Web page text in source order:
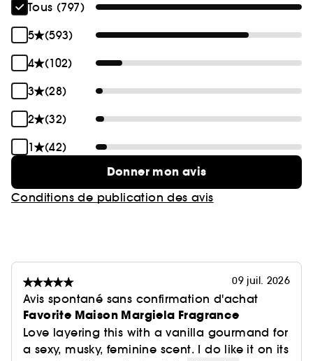
Tous (797)
5
(593)
4
(102)
3
(28)
2
(32)
1
(42)
Donner mon avis
Conditions de publication des avis
09 juil. 2026
Avis spontané sans confirmation d'achat
Favorite Maison Margiela Fragrance
Love layering this with a vanilla gourmand for
a sexy, musky, feminine scent. I do like it on its